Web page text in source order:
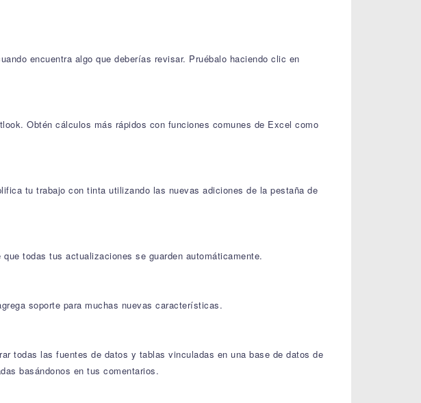
encuentra algo que deberías revisar. Pruébalo haciendo clic en
Obtén cálculos más rápidos con funciones comunes de Excel como
tu trabajo con tinta utilizando las nuevas adiciones de la pestaña de
todas tus actualizaciones se guarden automáticamente.
soporte para muchas nuevas características.
todas las fuentes de datos y tablas vinculadas en una base de datos de
basándonos en tus comentarios.